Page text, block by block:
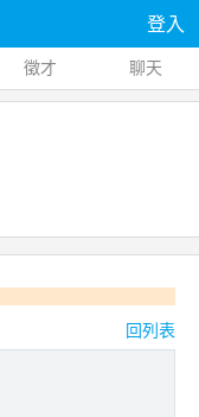
登入
徵才 聊天
回列表